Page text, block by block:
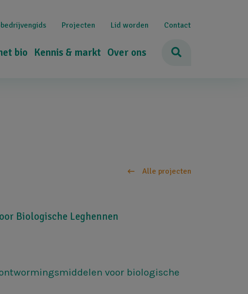
bio Kennis & markt Over ons
Projecten Lid worden Contact
Alle projecten
Biologische Leghennen
voor biologische